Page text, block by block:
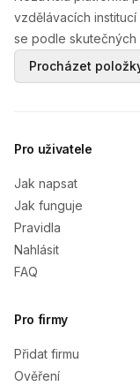
vzdělávacích
se podle skutečných
Procházet
Pro uživatele
Jak napsat
Jak funguje
Pravidla
Nahlásit
FAQ
Pro firmy
Přidat firmu
Ověření